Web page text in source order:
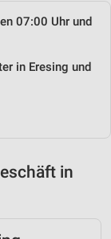
07:00 Uhr und
in Eresing und
in